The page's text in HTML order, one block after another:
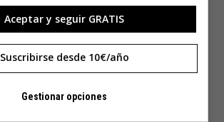
Aceptar y seguir GRATIS
Suscribirse desde 10€/año
Gestionar opciones